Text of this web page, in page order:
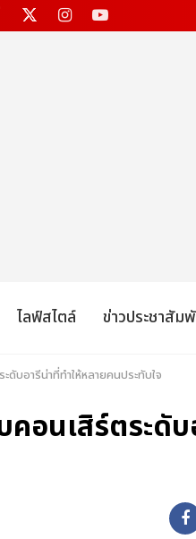
ไลฟ์สไตล์ ข่าวประชาสัม
บอารีน่าที่ทำให้หลายคนประทับใจ
อนเสิร์ตระดับ